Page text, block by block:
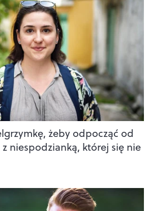
żeby odpocząć od
z niespodzianką, której się nie